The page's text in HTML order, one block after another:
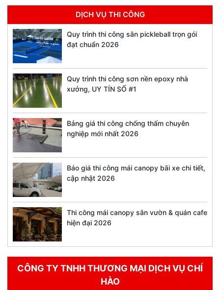
DỊCH VỤ THI CÔNG
Quy trình thi công sân pickleball trọn gói
đạt chuẩn 2026
Quy trình thi công sơn nền epoxy nhà
xưởng, UY TÍN SỐ #1
Bảng giá thi công chống thấm chuyên
nghiệp mới nhất 2026
Báo giá thi công mái canopy bãi xe chi tiết,
cập nhật 2026
Thi công mái canopy sân vườn & quán cafe
hiện đại 2026
CÔNG TY TNHH THƯƠNG MẠI DỊCH VỤ CHÍ
HÀO